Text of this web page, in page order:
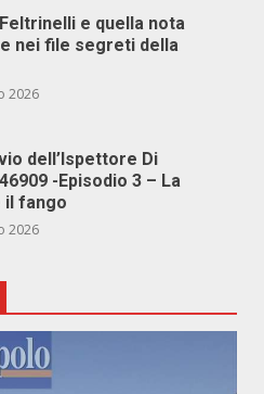
e quella nota
nei file segreti della
2026
dell’Ispettore Di
-Episodio 3 – La
il fango
2026